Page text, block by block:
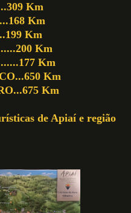
Km
Km
Km
Km
Km
Km
Km
de Apiaí e região